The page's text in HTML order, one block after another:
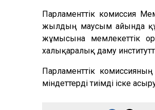
Парламенттік комиссия
жылдың маусым айында
жұмысына мемлекеттік
халықаралық даму
Парламенттік
міндеттерді тиімді іске